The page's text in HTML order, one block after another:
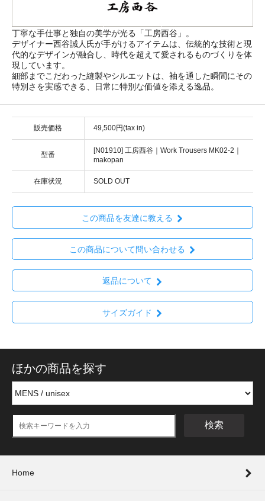
丁寧な手仕事と独自の美学が光る「工房西谷」。
デザイナー西谷誠人氏が手がけるアイテムは、伝統的な技術と現
代的なデザインが融合し、時代を超えて愛されるものづくりを体
現しています。
細部までこだわった縫製やシルエットは、袖を通した瞬間にその
特別さを実感できる、日常に特別な価値を添える逸品。
販売価格 49,500円(tax in)
型番
[N01910] 工房西谷｜Work Trousers MK02-2｜
makopan
在庫状況 SOLD OUT
この商品を友達に教える
この商品について問い合わせる
返品について
サイズガイド
ほかの商品を探す
検索
Home